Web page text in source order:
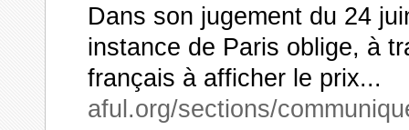
Dans son jugement du 24
instance de Paris oblige, à
français à afficher le prix...
aful.org/sections/